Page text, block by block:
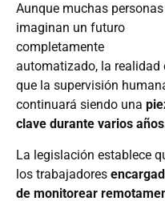
Aunque muchas personas
imaginan un futuro
completamente
automatizado, la realidad
que la supervisión
continuará siendo una
clave durante varios
La legislación establece
los trabajadores
de monitorear